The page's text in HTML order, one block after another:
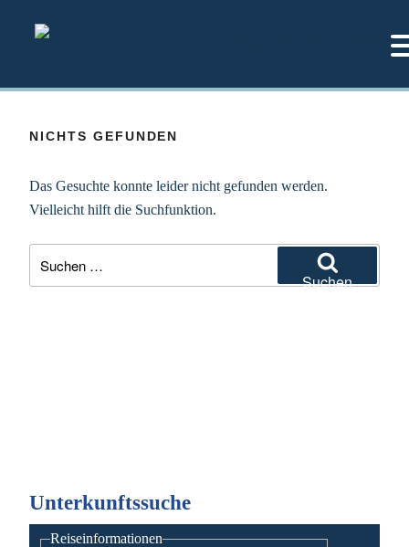
NICHTS GEFUNDEN
Das Gesuchte konnte leider nicht gefunden werden.
Vielleicht hilft die Suchfunktion.
Suchen
Unterkunftssuche
Reiseinformationen